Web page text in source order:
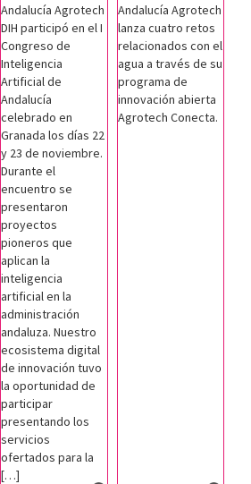
Andalucía Agrotech
DIH participó en el I
Congreso de
Inteligencia
Artificial de
Andalucía
celebrado en
Granada los días 22
y 23 de noviembre.
Durante el
encuentro se
presentaron
proyectos
pioneros que
aplican la
inteligencia
artificial en la
administración
andaluza. Nuestro
ecosistema digital
de innovación tuvo
la oportunidad de
participar
presentando los
servicios
ofertados para la
[…]
Andalucía Agrotech
lanza cuatro retos
relacionados con el
agua a través de su
programa de
innovación abierta
Agrotech Conecta.